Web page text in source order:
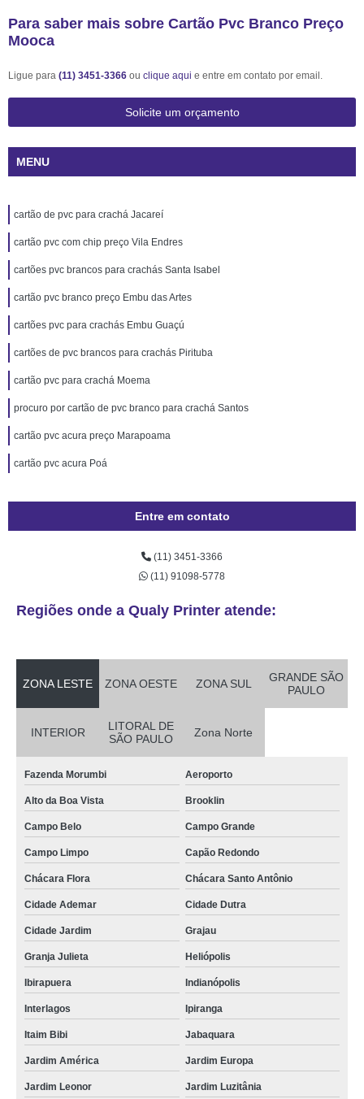
Para saber mais sobre Cartão Pvc Branco Preço
Mooca
Ligue para (11) 3451-3366 ou clique aqui e entre em contato por email.
Solicite um orçamento
MENU
cartão de pvc para crachá Jacareí
cartão pvc com chip preço Vila Endres
cartões pvc brancos para crachás Santa Isabel
cartão pvc branco preço Embu das Artes
cartões pvc para crachás Embu Guaçú
cartões de pvc brancos para crachás Pirituba
cartão pvc para crachá Moema
procuro por cartão de pvc branco para crachá Santos
cartão pvc acura preço Marapoama
cartão pvc acura Poá
Entre em contato
(11) 3451-3366
(11) 91098-5778
Regiões onde a Qualy Printer atende:
ZONA LESTE ZONA OESTE ZONA SUL
GRANDE SÃO
PAULO
INTERIOR
LITORAL DE
SÃO PAULO
Zona Norte
Fazenda Morumbi Aeroporto
Alto da Boa Vista Brooklin
Campo Belo Campo Grande
Campo Limpo Capão Redondo
Chácara Flora Chácara Santo Antônio
Cidade Ademar Cidade Dutra
Cidade Jardim Grajau
Granja Julieta Heliópolis
Ibirapuera Indianópolis
Interlagos Ipiranga
Itaim Bibi Jabaquara
Jardim América Jardim Europa
Jardim Leonor Jardim Luzitânia